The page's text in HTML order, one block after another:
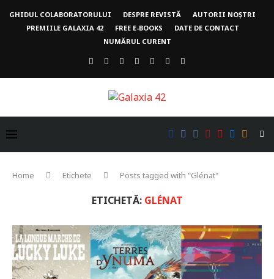
GHIDUL COLABORATORULUI DESPRE REVISTĂ
AUTORII NOȘTRI
PREMIILE GALAXIA 42
FREE E-BOOKS
DATE DE CONTACT
NUMĂRUL CURENT
Home Etichete Posts tagged with "Glénat"
ETICHETĂ: GLÉNAT